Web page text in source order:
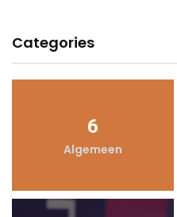
Categories
6
Algemeen